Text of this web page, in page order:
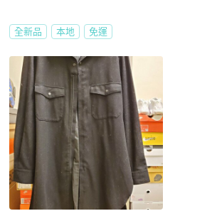
全新品 本地 免運